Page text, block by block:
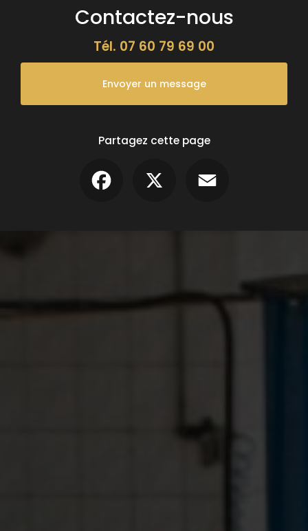
Contactez-nous
Tél. 07 60 79 69 00
Envoyer un message
Partagez cette page